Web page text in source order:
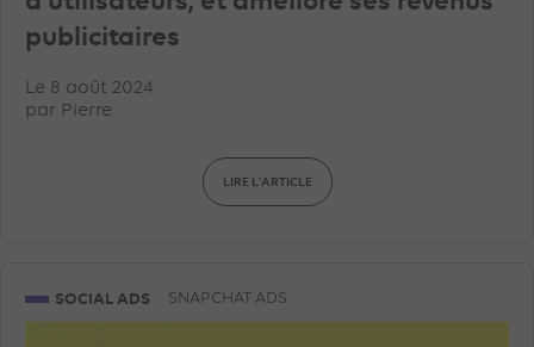
publicitaires
Le 8 août 2024
par Pierre
LIRE L'ARTICLE
SOCIAL ADS SNAPCHAT ADS